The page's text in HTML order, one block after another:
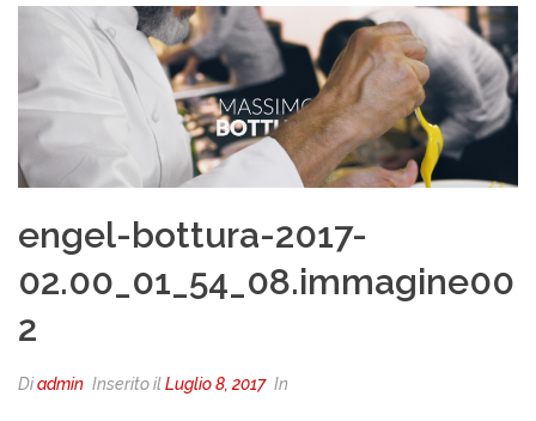
engel-bottura-2017-
02.00_01_54_08.immagine00
2
Diadmin Inserito ilLuglio 8, 2017 In